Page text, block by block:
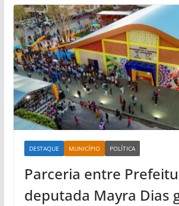
DESTAQUE MUNICÍPIO POLÍTICA
Parceria entre
deputada Mayra Dias